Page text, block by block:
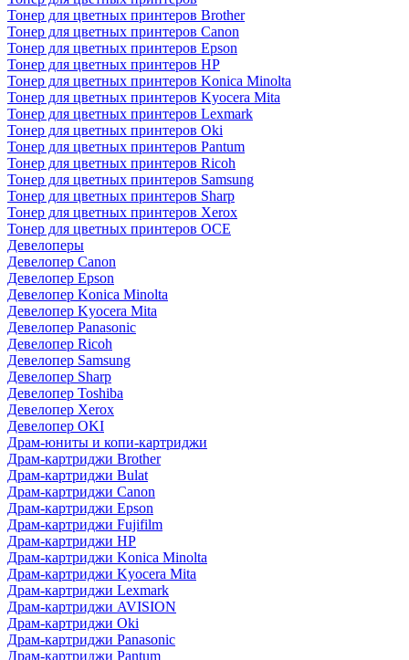
Тонер для цветных принтеров Brother
Тонер для цветных принтеров Canon
Тонер для цветных принтеров Epson
Тонер для цветных принтеров HP
Тонер для цветных принтеров Konica Minolta
Тонер для цветных принтеров Kyocera Mita
Тонер для цветных принтеров Lexmark
Тонер для цветных принтеров Oki
Тонер для цветных принтеров Pantum
Тонер для цветных принтеров Ricoh
Тонер для цветных принтеров Samsung
Тонер для цветных принтеров Sharp
Тонер для цветных принтеров Xerox
Тонер для цветных принтеров OCE
Девелоперы
Девелопер Canon
Девелопер Epson
Девелопер Konica Minolta
Девелопер Kyocera Mita
Девелопер Panasonic
Девелопер Ricoh
Девелопер Samsung
Девелопер Sharp
Девелопер Toshiba
Девелопер Xerox
Девелопер OKI
Драм-юниты и копи-картриджи
Драм-картриджи Brother
Драм-картриджи Bulat
Драм-картриджи Canon
Драм-картриджи Epson
Драм-картриджи Fujifilm
Драм-картриджи HP
Драм-картриджи Konica Minolta
Драм-картриджи Kyocera Mita
Драм-картриджи Lexmark
Драм-картриджи AVISION
Драм-картриджи Oki
Драм-картриджи Panasonic
Драм-картриджи Pantum